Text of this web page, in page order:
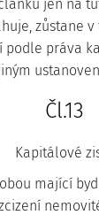
jen na
zůstane
podle práva
Čl.13
Kapitálové
mající